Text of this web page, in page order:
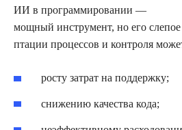
ИИ в программировании —
мощный инструмент, но его слепое
птации процессов и контроля
росту затрат на поддержку;
снижению качества кода;